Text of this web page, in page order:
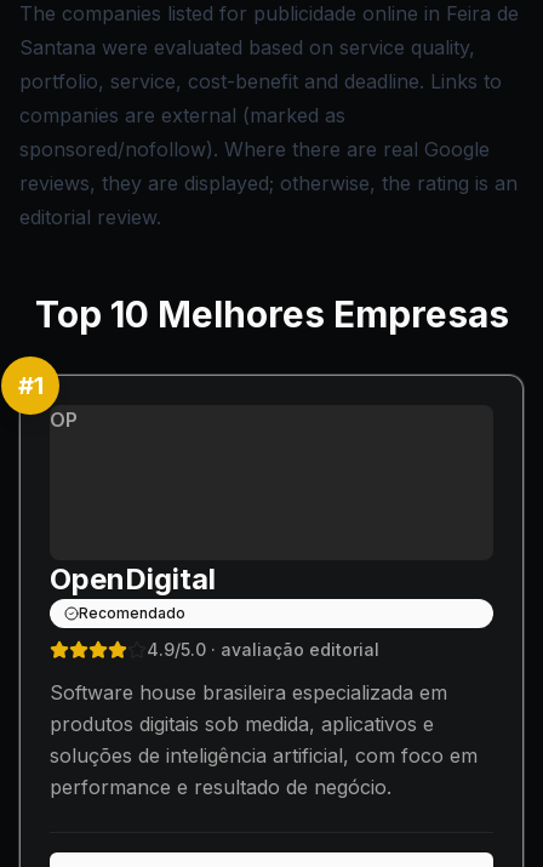
The companies listed for publicidade online in Feira de
Santana were evaluated based on service quality,
portfolio, service, cost-benefit and deadline. Links to
companies are external (marked as
sponsored/nofollow). Where there are real Google
reviews, they are displayed; otherwise, the rating is an
editorial review.
Top 10 Melhores Empresas
#1
OP
OpenDigital
Recomendado
4.9/5.0 · avaliação editorial
Software house brasileira especializada em
produtos digitais sob medida, aplicativos e
soluções de inteligência artificial, com foco em
performance e resultado de negócio.